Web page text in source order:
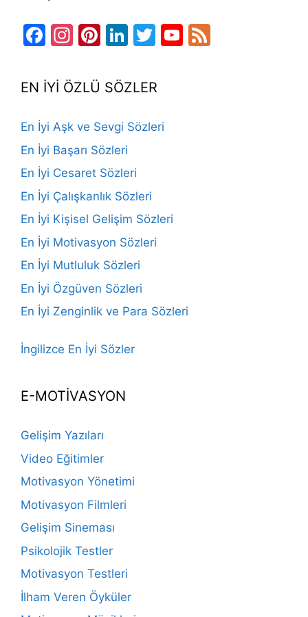
Facebook
Instagram
Pinterest
LinkedIn
TwitterYouTube
EN İYİ ÖZLÜ SÖZLER
En İyi Aşk ve Sevgi Sözleri
En İyi Başarı Sözleri
En İyi Cesaret Sözleri
En İyi Çalışkanlık Sözleri
En İyi Kişisel Gelişim Sözleri
En İyi Motivasyon Sözleri
En İyi Mutluluk Sözleri
En İyi Özgüven Sözleri
En İyi Zenginlik ve Para Sözleri
İngilizce En İyi Sözler
E-MOTİVASYON
Gelişim Yazıları
Video Eğitimler
Motivasyon Yönetimi
Motivasyon Filmleri
Gelişim Sineması
Psikolojik Testler
Motivasyon Testleri
İlham Veren Öyküler